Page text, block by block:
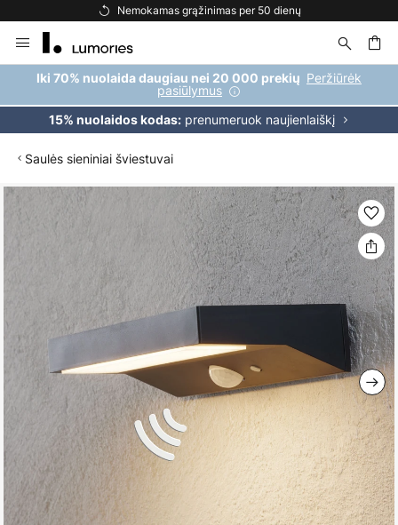
Nemokamas grąžinimas per 50 dienų
to
Content
Iki 70% nuolaida daugiau nei 20 000 prekių Peržiūrėk
pasiūlymus
15% nuolaidos kodas:prenumeruok naujienlaiškį
Saulės sieniniai šviestuvai
Skip
the
end
images
gallery